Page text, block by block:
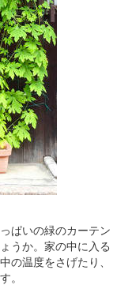
ぱいの緑のカーテン
うか。家の中に入る
の温度をさげたり、
。